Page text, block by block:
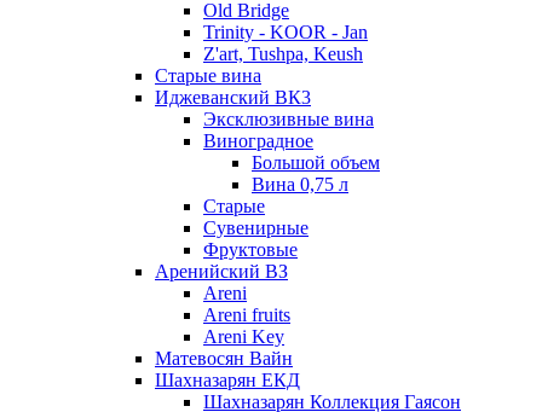
Old Bridge
Trinity - KOOR - Jan
Z'art, Tushpa, Keush
Старые вина
Иджеванский ВК3
Эксклюзивные вина
Виноградное
Большой объем
Вина 0,75 л
Старые
Сувенирные
Фруктовые
Аренийский ВЗ
Areni
Areni fruits
Areni Key
Матевосян Вайн
Шахназарян ЕКД
Шахназарян Коллекция Гаясон